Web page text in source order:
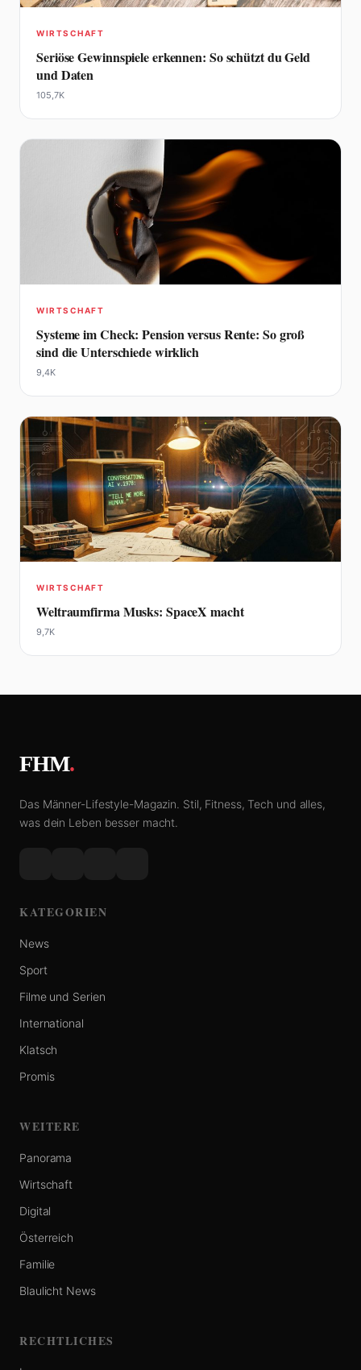
WIRTSCHAFT
Seriöse Gewinnspiele erkennen: So schützt du Geld
und Daten
105,7K
WIRTSCHAFT
Systeme im Check: Pension versus Rente: So groß
sind die Unterschiede wirklich
9,4K
WIRTSCHAFT
Weltraumfirma Musks: SpaceX macht
9,7K
FHM.
Das Männer-Lifestyle-Magazin. Stil, Fitness, Tech und alles,
was dein Leben besser macht.
KATEGORIEN
News
Sport
Filme und Serien
International
Klatsch
Promis
WEITERE
Panorama
Wirtschaft
Digital
Österreich
Familie
Blaulicht News
RECHTLICHES